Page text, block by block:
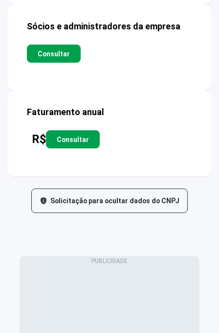
Sócios e administradores da empresa
Consultar
Faturamento anual
R$ Consultar
Solicitação para ocultar dados do CNPJ